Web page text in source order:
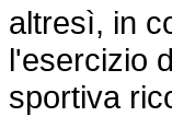
altresì, in
l'esercizio
sportiva